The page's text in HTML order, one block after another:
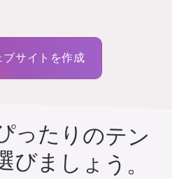
ブサイトを作成
ったりのテン
ましょう。